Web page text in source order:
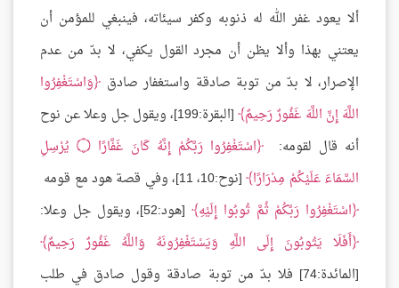
ألا يعود غفر الله له ذنوبه وكفر سيئاته، فينبغي للمؤمن أن
يعتني بهذا وألا يظن أن مجرد القول يكفي، لا بدّ من عدم
الإصرار، لا بدّ من توبة صادقة واستغفار صادق
وَاسْتَغْفِرُوا
اللَّهَ إِنَّ اللَّهَ غَفُورٌ رَحِيمٌ
[البقرة:199]، ويقول جل وعلا عن نوح
أنه قال لقومه:
اسْتَغْفِرُوا رَبَّكُمْ إِنَّهُ كَانَ غَفَّارًا ۝ يُرْسِلِ
السَّمَاءَ عَلَيْكُمْ مِدْرَارًا [نوح:10، 11]، وفي قصة هود مع قومه
اسْتَغْفِرُوا رَبَّكُمْ ثُمَّ تُوبُوا إِلَيْهِ
[هود:52]، ويقول جل وعلا:
أَفَلَا يَتُوبُونَ إِلَى اللَّهِ وَيَسْتَغْفِرُونَهُ وَاللَّهُ غَفُورٌ رَحِيمٌ
[المائدة:74] فلا بدّ من توبة صادقة وقول صادق في طلب